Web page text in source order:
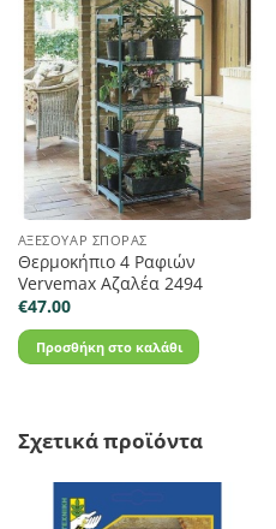
ΑΞΕΣΟΥΆΡ ΣΠΟΡΆΣ
Θερμοκήπιο 4 Ραφιών
Vervemax Αζαλέα 2494
€47.00
Προσθήκη στο καλάθι
Σχετικά προϊόντα